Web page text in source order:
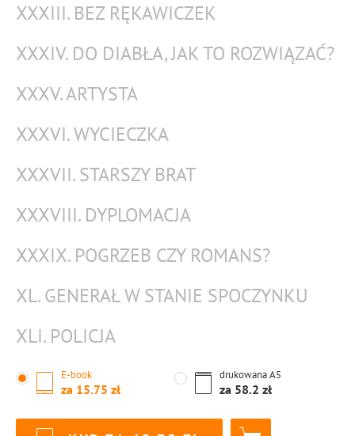
XXXIII. BEZ RĘKAWICZEK
XXXIV. DO DIABŁA, JAK TO ROZWIĄZAĆ?
XXXV. ARTYSTA
XXXVI. WYCIECZKA
XXXVII. STARSZY BRAT
XXXVIII. DYPLOMACJA
XXXIX. POGRZEB CZY ROMANS?
XL. GENERAŁ W STANIE SPOCZYNKU
XLI. POLICJA
E-book
za 15.75
drukowanaA5
za 58.2